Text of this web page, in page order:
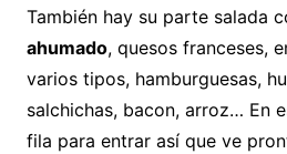
También hay su parte salada
ahumado, quesos franceses,
varios tipos, hamburguesas,
salchichas, bacon, arroz… En
fila para entrar así que ve